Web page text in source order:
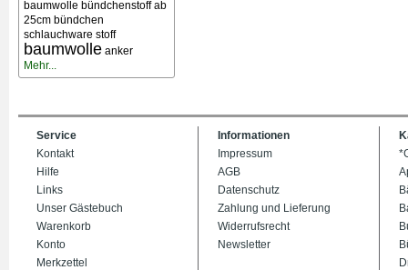
baumwolle bündchenstoff ab
25cm bündchen
schlauchware stoff
baumwolle anker
Mehr...
Service
Kontakt
Hilfe
Links
Unser Gästebuch
Warenkorb
Konto
Merkzettel
Informationen
Impressum
AGB
Datenschutz
Zahlung und Lieferung
Widerrufsrecht
Newsletter